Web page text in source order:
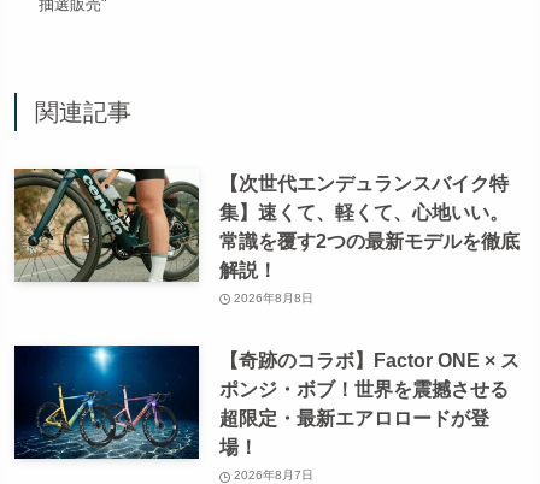
抽選販売"
関連記事
【次世代エンデュランスバイク特
集】速くて、軽くて、心地いい。
常識を覆す2つの最新モデルを徹底
解説！
2026年8月8日
【奇跡のコラボ】Factor ONE × ス
ポンジ・ボブ！世界を震撼させる
超限定・最新エアロロードが登
場！
2026年8月7日